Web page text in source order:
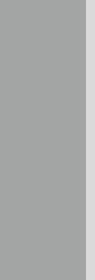
und Erfahrungen zu